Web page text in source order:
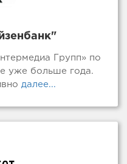
Групп» по
уже больше года.
далее...